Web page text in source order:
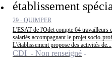
établissement
29 - QUIMPER
L'ESAT de l'Odet compte 64 travailleurs
salariés accompagnant le projet socio-
L'établissement propose des activités de...
CDI - Non renseigné